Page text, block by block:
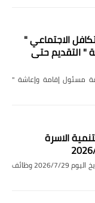
الاجتماعي "
" التقديم حتى
مسئول إقامة وإعاشة "
الاسرة
وظائف المؤسسة القومية لتنمية الاسرة والمجتمع بتاريخ اليوم 2026/7/29 وظائف